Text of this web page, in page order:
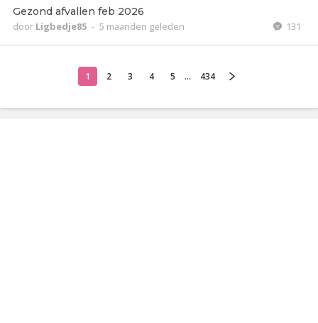
Gezond afvallen feb 2026
door Ligbedje85 - 5 maanden geleden 131
1 2 3 4 5 ... 434